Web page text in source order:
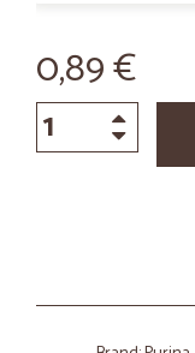
0,89 €